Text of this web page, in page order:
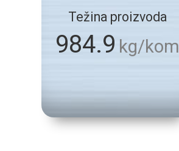
Težina proizvoda
984.9 kg/kom